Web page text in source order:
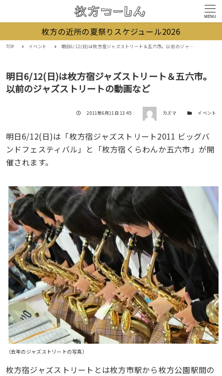
MENU
枚方の近所の夏祭りスケジュール2026
TOP イベント 明日6/12(日)は枚方宿ジャズストリート＆五六市。以前のジャズストリートの動画など
明日6/12(日)は枚方宿ジャズストリート＆五六市。
以前のジャズストリートの動画など
投稿日
2011年6月11日 13:45 著者 カズマ カテゴリー
イベント
明日6/12(日)は「枚方宿ジャズストリート2011 ビッグバ
ンドフェスティバル」と「枚方宿くらわんか五六市」が開
催されます。
（去年のジャズストリートの写真）
枚方宿ジャズストリートとは枚方市駅から枚方公園駅間の